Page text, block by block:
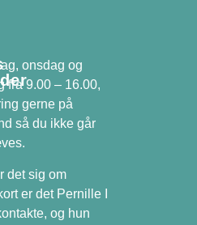
onsdag og
fra 9.00 – 16.00,
gerne på
så du ikke går
det sig om
er det Pernille I
og hun